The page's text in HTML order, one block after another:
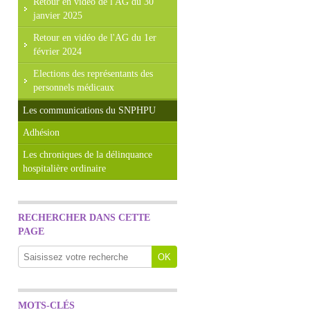
janvier 2025
Retour en vidéo de l'AG du 1er
février 2024
Elections des représentants des
personnels médicaux
Les communications du SNPHPU
Adhésion
Les chroniques de la délinquance
hospitalière ordinaire
RECHERCHER DANS CETTE
PAGE
MOTS-CLÉS